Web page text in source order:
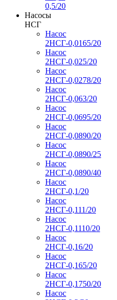
0,5/20
Насосы
НСГ
Насос
2НСГ-0,0165/20
Насос
2НСГ-0,025/20
Насос
2НСГ-0,0278/20
Насос
2НСГ-0,063/20
Насос
2НСГ-0,0695/20
Насос
2НСГ-0,0890/20
Насос
2НСГ-0,0890/25
Насос
2НСГ-0,0890/40
Насос
2НСГ-0,1/20
Насос
2НСГ-0,111/20
Насос
2НСГ-0,1110/20
Насос
2НСГ-0,16/20
Насос
2НСГ-0,165/20
Насос
2НСГ-0,1750/20
Насос